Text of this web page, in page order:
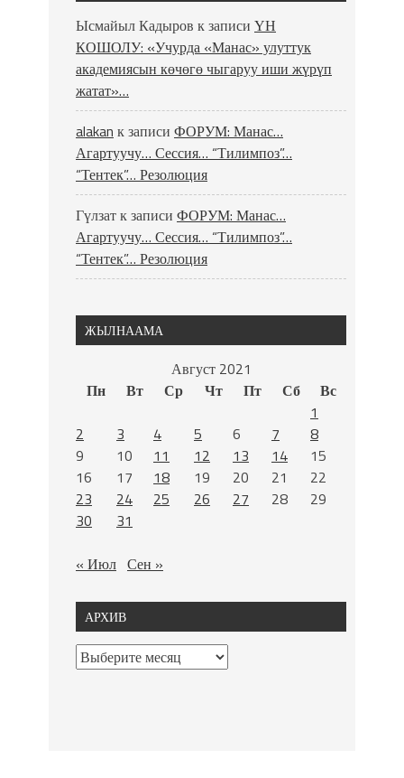
Ысмайыл Кадыров к записи ҮН
КОШОЛУ: «Учурда «Манас» улуттук
академиясын көчөгө чыгаруу иши жүрүп
жатат»…
alakan к записи ФОРУМ: Манас…
Агартуучу… Сессия… “Тилимпоз”…
“Тентек”… Резолюция
Гүлзатк записи ФОРУМ: Манас…
Агартуучу… Сессия… “Тилимпоз”…
“Тентек”… Резолюция
ЖЫЛНААМА
Август 2021
Пн
Вт Ср Чт Пт Сб
Вс
1
2
3 4 5 6 7
8
9
10 11 12 13 14
15
16
17 18 19 20 21
22
23
24 25 26 27 28
29
30
31
« Июл Сен »
АРХИВ